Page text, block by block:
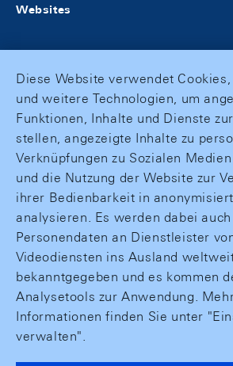
Websites
Diese Website verwendet
und weitere Technologien, um
Funktionen, Inhalte und Dienste
stellen, angezeigte Inhalte zu
Verknüpfungen zu Sozialen
und die Nutzung der Website zur
ihrer Bedienbarkeit in
analysieren. Es werden dabei auch
Personendaten an Dienstleister
Videodiensten ins Ausland
bekanntgegeben und es kommen
Analysetools zur Anwendung.
Informationen finden Sie unter
verwalten".